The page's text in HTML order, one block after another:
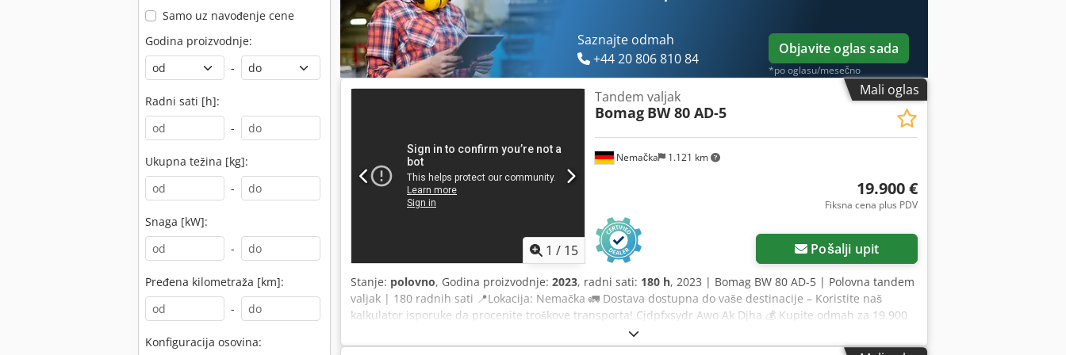
Samo uz navođenje cene
Godina proizvodnje:
-
Radni sati [h]:
-
Ukupna težina [kg]:
-
Snaga [kW]:
-
Pređena kilometraža [km]:
-
Konfiguracija osovina:
Sigurne i fleksibilne opcije plaćanja 🔄 Razmatrate druge opcije opreme? Nudimo korisne alate i resurse
za sve vlasnike i operatere opreme – lako dostupni na našoj platformi.
Saznajte odmah
+44 20 806 810 84
Objavite oglas sada
*po oglasu/mesečno
Mali oglas
1 / 15
Nemačka 1.121 km
Tandem valjak
Bomag BW 80 AD-5
19.900 €
Fiksna cena plus PDV
Pošalji upit
Stanje: polovno, Godina proizvodnje: 2023, radni sati: 180 h, 2023 | Bomag BW 80 AD-5 | Polovna tandem
valjak | 180 radnih sati 📍Lokacija: Nemačka 🚛 Dostava dostupna do vaše destinacije – Koristite naš
kalkulator isporuke da procenite troškove transporta! Cjdpfxsydr Awo Ak Djha 💰 Kupite odmah za 19.900
EUR ili ponudite svoju cenu. Plaćanje pri isporuci moguće uz pristupačnu naknadu (podložno odobrenju)*
👷‍♂️ Inspekciju obavio nezavisni ekspert 41 inspekciona tačka, 41 odobreno ✅ 0 nedostataka ℹ️ 0 troškova ⚠️